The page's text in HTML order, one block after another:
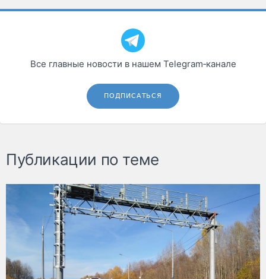
Все главные новости в нашем Telegram‑канале
ПОДПИСАТЬСЯ
Публикации по теме